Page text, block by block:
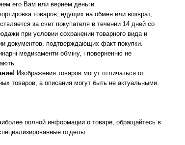
его Вам или вернем деньги.
товаров, едущих на обмен или возврат,
за счет покупателя в течении 14 дней со
при условии сохранении товарного вида и
документов, подтверждающих факт покупки.
медикаменти обміну, і поверненню не
Изображения товаров могут отличаться от
товаров, а описания могут быть не актуальными.
полной информации о товаре, обращайтесь в
отделы: